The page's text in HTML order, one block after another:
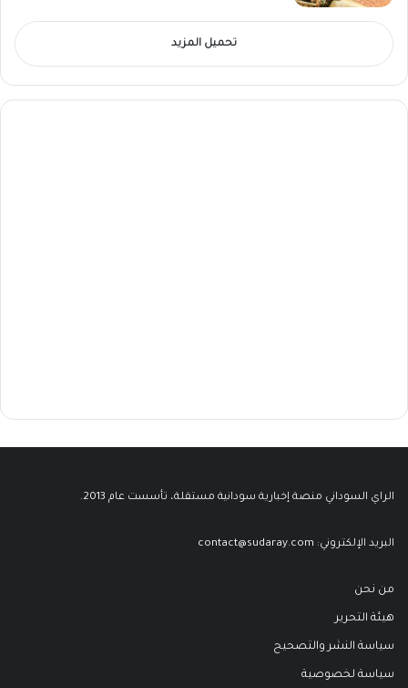
تحميل المزيد
الراي السوداني منصة إخبارية سودانية مستقلة، تأسست عام 2013.
البريد الإلكتروني: contact@sudaray.com
من نحن
هيئة التحرير
سياسة النشر والتصحيح
سياسة لخصوصية